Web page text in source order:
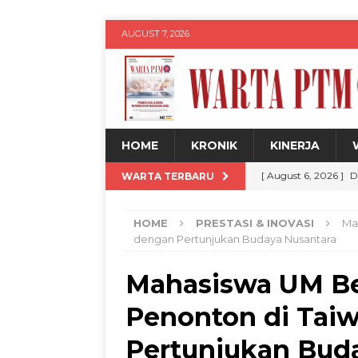
AUGUST 7, 2026
HOME KRONIK KINERJA
WARTA TERBARU [ August 6, 2026 ]
[ August 6, 2026 ]
[ August 6, 2026 ]
Remaja melalui
[ August 6, 2026 ]
HOME PRESTASI & INOVASI
dengan Pertunjukan Budaya Nusantara
Mahasiswa UM
Penonton di
Pertunjukan